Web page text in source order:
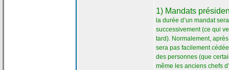
1) Mandats
la durée d’un mandat
successivement (ce qui
tard). Normalement,
sera pas facilement
des personnes (que
même les anciens chefs